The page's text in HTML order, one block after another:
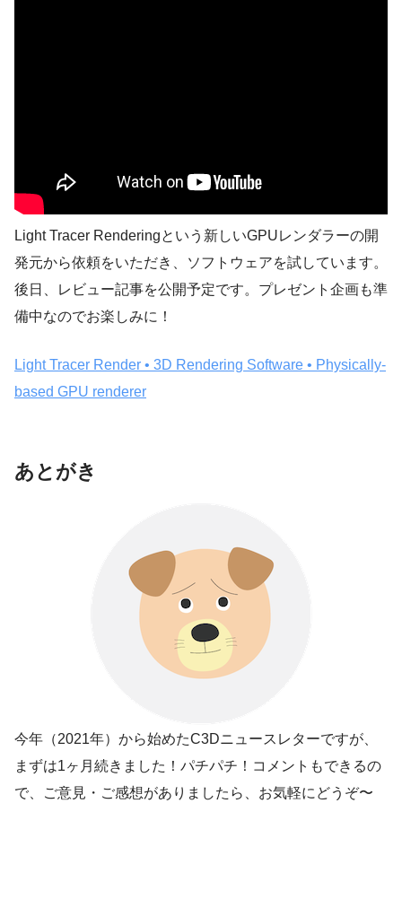
Light Tracer Renderingという新しいGPUレンダラーの開
発元から依頼をいただき、ソフトウェアを試しています。
後日、レビュー記事を公開予定です。プレゼント企画も準
備中なのでお楽しみに！
Light Tracer Render • 3D Rendering Software • Physically-
based GPU renderer
あとがき
今年（2021年）から始めたC3Dニュースレターですが、
まずは1ヶ月続きました！パチパチ！コメントもできるの
で、ご意見・ご感想がありましたら、お気軽にどうぞ〜